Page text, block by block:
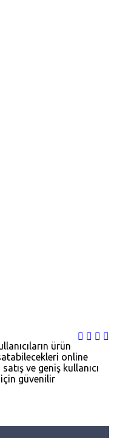
ürün
online
ve geniş kullanıcı
için güvenilir